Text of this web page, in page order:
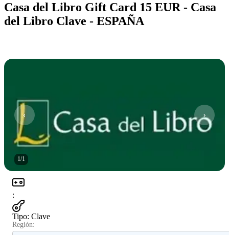
Casa del Libro Gift Card 15 EUR - Casa
del Libro Clave - ESPAÑA
1/1
:
Tipo: Clave
Región: